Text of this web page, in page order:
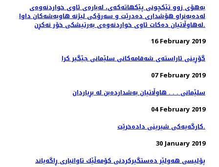
به‌هۆی زوو تێكچونی پێكهاته‌كه‌ی، لەبارەی ئاوی خواردنەوەی
له‌ده‌به‌نراو هۆشداری دەدرێت و سه‌رۆكی لیژنه هاوبه‌شه‌كان داوا
له‌هاوڵاتیان ده‌كات ئاوی خواردنه‌وه‌ی به‌رتیشكی خۆر نه‌كڕن.
16 February 2019
گۆڕینی ئاراسته‌ی شه‌قامه‌كانی سلێمانی جێگیر كرا
07 February 2019
سلێمانی . . . هاوڵاتیان به‌شدارده‌بن له‌ بڕیاردان
04 February 2019
کارگەیەکی شیرینی دادەخرێت.
30 January 2019
پۆلیسی هەولێر دەستگیركردنی كۆمەڵێك تاوانباری ڕاگەیاند